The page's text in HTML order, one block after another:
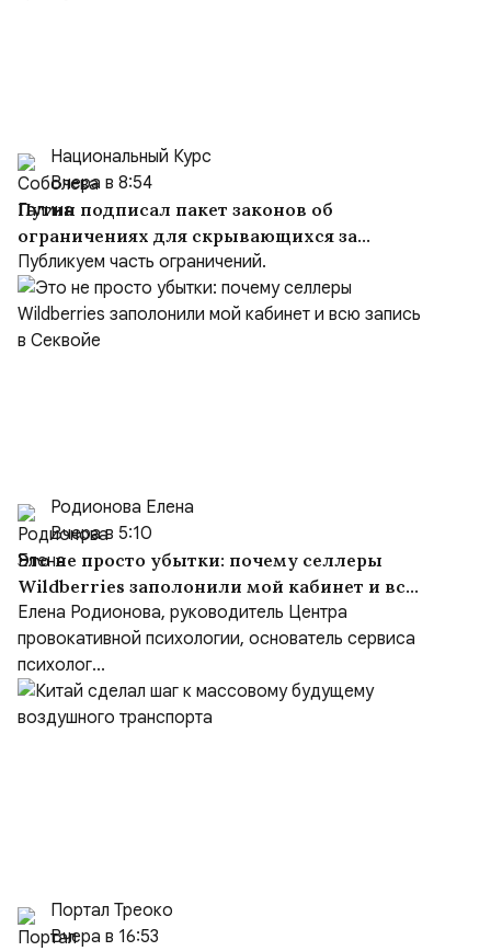
Национальный Курс
Вчера в 8:54
Путин подписал пакет законов об
ограничениях для скрывающихся за
рубежом преступников и иноагентов
Публикуем часть ограничений.
Родионова Елена
Вчера в 5:10
Это не просто убытки: почему селлеры
Wildberries заполонили мой кабинет и всю
запись в Секвойе
Елена Родионова, руководитель Центра
провокативной психологии, основатель сервиса
психолог...
Портал Треоко
Вчера в 16:53